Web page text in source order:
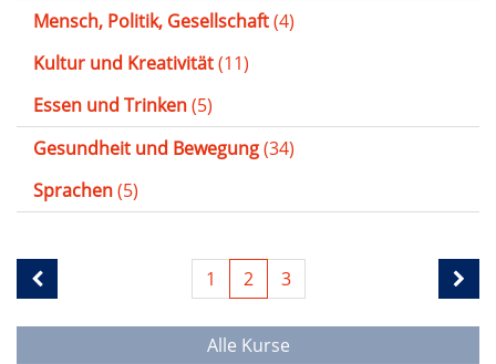
Mensch, Politik, Gesellschaft(4)
Kultur und Kreativität(11)
Essen und Trinken(5)
Gesundheit und Bewegung(34)
Sprachen(5)
1 2 3
Alle Kurse